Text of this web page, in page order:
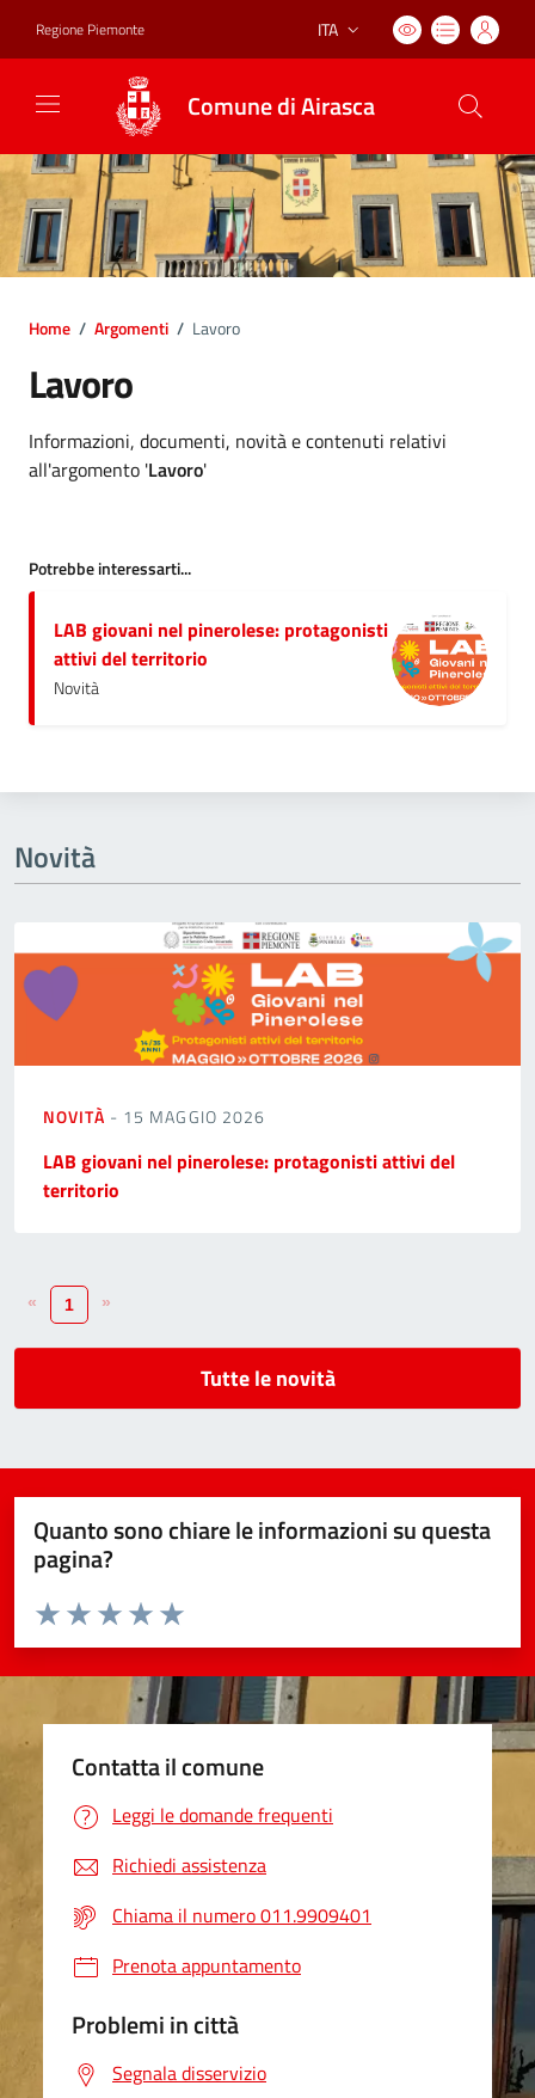
Regione Piemonte Lingua attiva:
ITA
Comune di Airasca
Home / Argomenti / Lavoro
Lavoro
Dettagli argomento
Informazioni, documenti, novità e contenuti relativi
all'argomento 'Lavoro'
Potrebbe interessarti...
LAB giovani nel pinerolese: protagonisti
attivi del territorio
Novità
Novità
NOVITÀ - 15 MAGGIO 2026
LAB giovani nel pinerolese: protagonisti attivi del
territorio
« 1 »
Tutte le novità
Quanto sono chiare le informazioni su questa
pagina?
Valuta da 1 a 5 stelle la pagina
Valuta 5 stelle su 5
Valuta 4 stelle su 5
Valuta 3 stelle su 5
Valuta 2 stelle su 5
Valuta 1 stelle su 5
Contatta il comune
Leggi le domande frequenti
Richiedi assistenza
Chiama il numero 011.9909401
Prenota appuntamento
Problemi in città
Segnala disservizio